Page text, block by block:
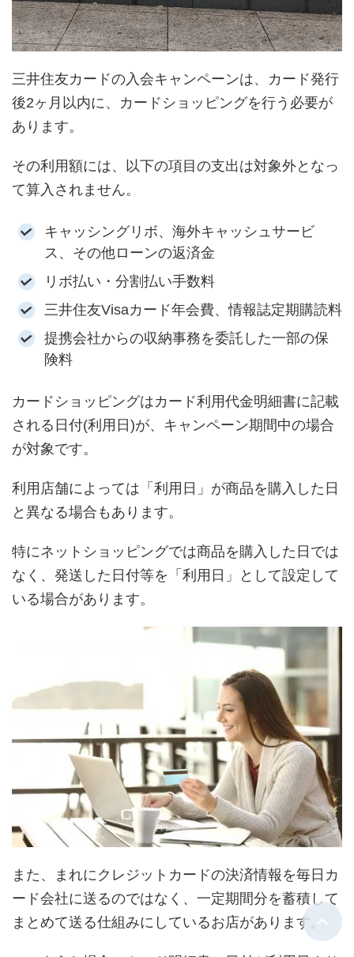
三井住友カードの入会キャンペーンは、カード発行
後2ヶ月以内に、カードショッピングを行う必要が
あります。
その利用額には、以下の項目の支出は対象外となっ
て算入されません。
キャッシングリボ、海外キャッシュサービ
ス、その他ローンの返済金
リボ払い・分割払い手数料
三井住友Visaカード年会費、情報誌定期購読料
提携会社からの収納事務を委託した一部の保
険料
カードショッピングはカード利用代金明細書に記載
される日付(利用日)が、キャンペーン期間中の場合
が対象です。
利用店舗によっては「利用日」が商品を購入した日
と異なる場合もあります。
特にネットショッピングでは商品を購入した日では
なく、発送した日付等を「利用日」として設定して
いる場合があります。
また、まれにクレジットカードの決済情報を毎日カ
ード会社に送るのではなく、一定期間分を蓄積して
まとめて送る仕組みにしているお店があります。